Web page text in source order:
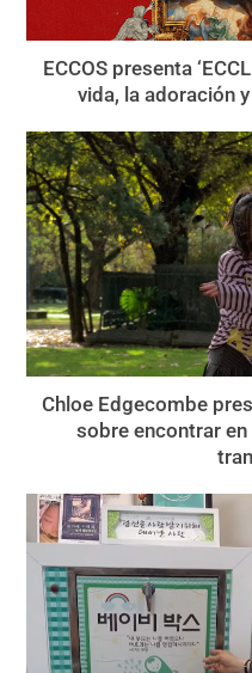
ECCOS presenta
vida, la adoración
Chloe Edgecombe
sobre encontrar